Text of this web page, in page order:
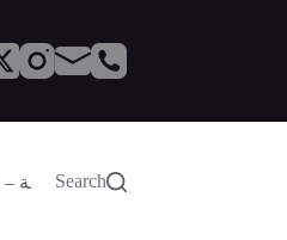
Service – الصيانةSearch